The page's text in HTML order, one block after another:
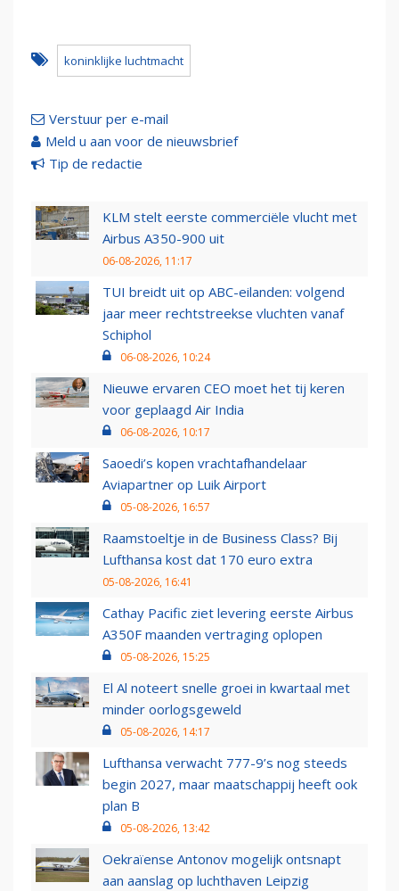
koninklijke luchtmacht
Verstuur per e-mail
Meld u aan voor de nieuwsbrief
Tip de redactie
KLM stelt eerste commerciële vlucht met
Airbus A350-900 uit
06-08-2026, 11:17
TUI breidt uit op ABC-eilanden: volgend
jaar meer rechtstreekse vluchten vanaf
Schiphol
06-08-2026, 10:24
Nieuwe ervaren CEO moet het tij keren
voor geplaagd Air India
06-08-2026, 10:17
Saoedi’s kopen vrachtafhandelaar
Aviapartner op Luik Airport
05-08-2026, 16:57
Raamstoeltje in de Business Class? Bij
Lufthansa kost dat 170 euro extra
05-08-2026, 16:41
Cathay Pacific ziet levering eerste Airbus
A350F maanden vertraging oplopen
05-08-2026, 15:25
El Al noteert snelle groei in kwartaal met
minder oorlogsgeweld
05-08-2026, 14:17
Lufthansa verwacht 777-9’s nog steeds
begin 2027, maar maatschappij heeft ook
plan B
05-08-2026, 13:42
Oekraïense Antonov mogelijk ontsnapt
aan aanslag op luchthaven Leipzig